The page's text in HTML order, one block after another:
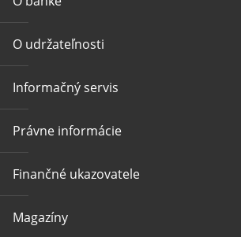
O udržateľnosti
Informačný servis
Právne informácie
Finančné ukazovatele
Magazíny